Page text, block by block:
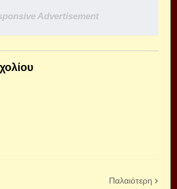
Advertisement
Παλαιότερη